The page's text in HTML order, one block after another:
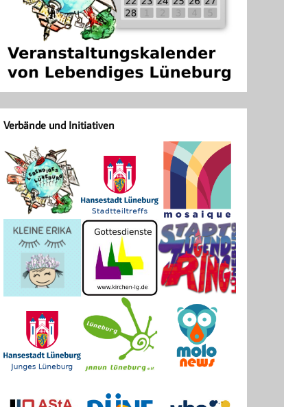
Verbände und Initiativen